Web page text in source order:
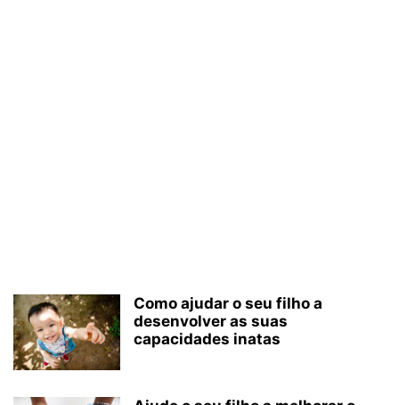
Como ajudar o seu filho a
desenvolver as suas
capacidades inatas